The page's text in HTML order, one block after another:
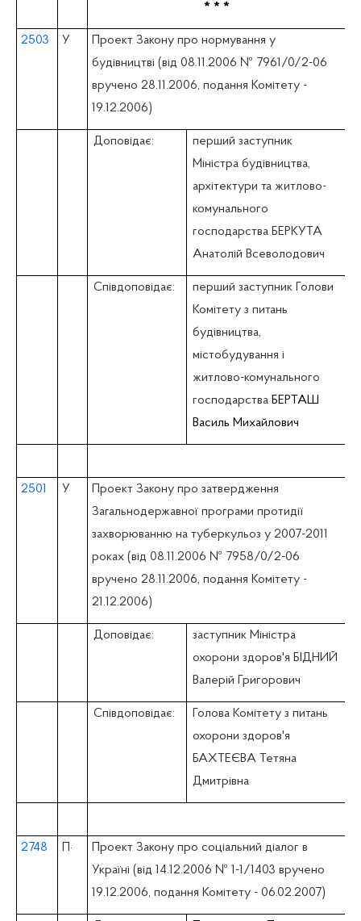
* * *
2503 У
Проект Закону про нормування у
будівництві (вiд 08.11.2006 № 7961/0/2-06
вручено 28.11.2006, подання Комітету -
19.12.2006)
Доповідає:
перший заступник
Міністра будівництва,
архітектури та житлово-
комунального
господарства БЕРКУТА
Анатолій Всеволодович
Співдоповідає:
перший заступник Голови
Комітету з питань
будівництва,
містобудування i
житлово-комунального
господарства БЕРТАШ
Василь Михайлович
2501 У
Проект Закону про затвердження
Загальнодержавної програми протидії
захворюванню на туберкульоз у 2007-2011
роках (вiд 08.11.2006 № 7958/0/2-06
вручено 28.11.2006, подання Комітету -
21.12.2006)
Доповідає:
заступник Міністра
охорони здоров'я БІДНИЙ
Валерій Григорович
Співдоповідає:
Голова Комітету з питань
охорони здоров'я
БАХТЕЄВА Тетяна
Дмитрівна
2748 П·
Проект Закону про соціальний діалог в
Україні (вiд 14.12.2006 № 1-1/1403 вручено
19.12.2006, подання Комітету - 06.02.2007)